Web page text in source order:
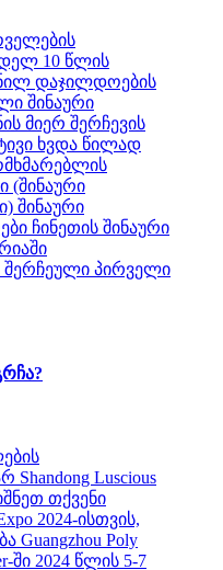
10 წლის
დაჯილდოების
შინაური
მიერ შერჩევის
ხვდა წილად
(შინაური
შინაური
ჩინეთის შინაური
შერჩეული პირველი
Luscious
თქვენი
2024-ისთვის,
Guangzhou Poly
ში 2024 წლის 5-7